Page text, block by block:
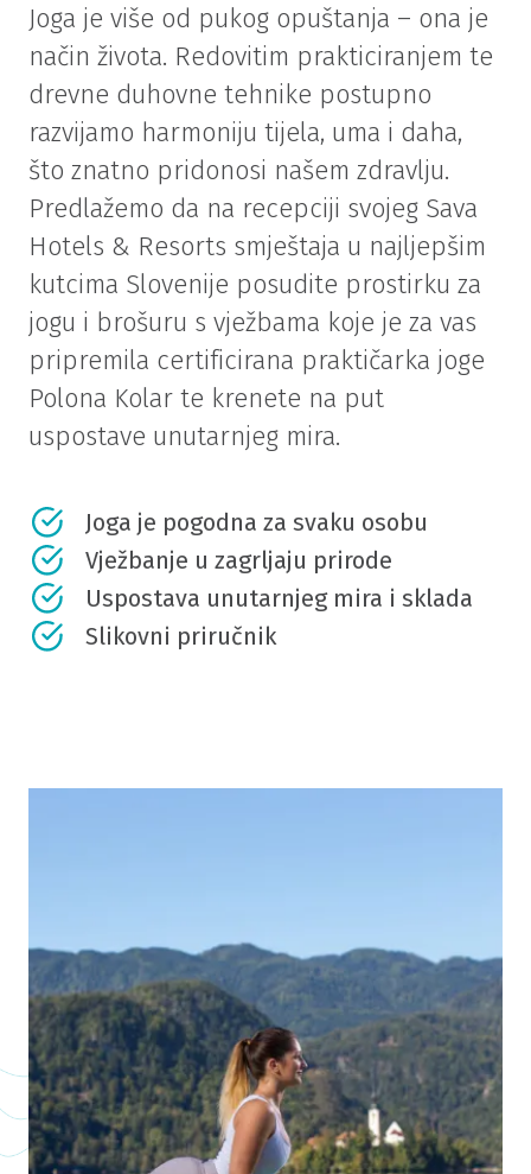
Joga je više od pukog opuštanja – ona je
način života. Redovitim prakticiranjem te
drevne duhovne tehnike postupno
razvijamo harmoniju tijela, uma i daha,
što znatno pridonosi našem zdravlju.
Predlažemo da na recepciji svojeg Sava
Hotels & Resorts smještaja u najljepšim
kutcima Slovenije posudite prostirku za
jogu i brošuru s vježbama koje je za vas
pripremila certificirana praktičarka joge
Polona Kolar te krenete na put
uspostave unutarnjeg mira.
Joga je pogodna za svaku osobu
Vježbanje u zagrljaju prirode
Uspostava unutarnjeg mira i sklada
Slikovni priručnik